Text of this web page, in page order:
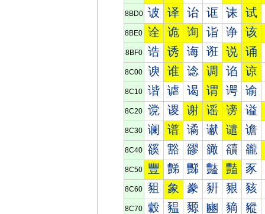
8BD0 诐 译 诒 诓 诔 试
8BE0 诠 诡 询 诣 诤 该
8BF0 诰 诱 诲 诳 说 诵
8C00 谀 谁 谂 调 谄 谅
8C10 谐 谑 谒 谓 谔 谕
8C20 谠 谡 谢 谣 谤 谥
8C30 谰 谱 谲 谳 谴 谵
8C40 豀 豁 豂 豃 豄 豅
8C50 豐 豑 豒 豓 豔 豕
8C60 豠 象 豢 豣 豤 豥
8C70 豰 豱 豲 豳 豴 豵